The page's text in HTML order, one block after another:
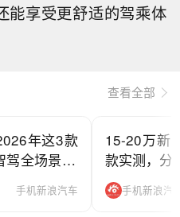
能享受更舒适的驾乘体
查看全部
年这3款
全场景+F
手机新浪汽车
15-20万新
款实测，分
手机新浪汽